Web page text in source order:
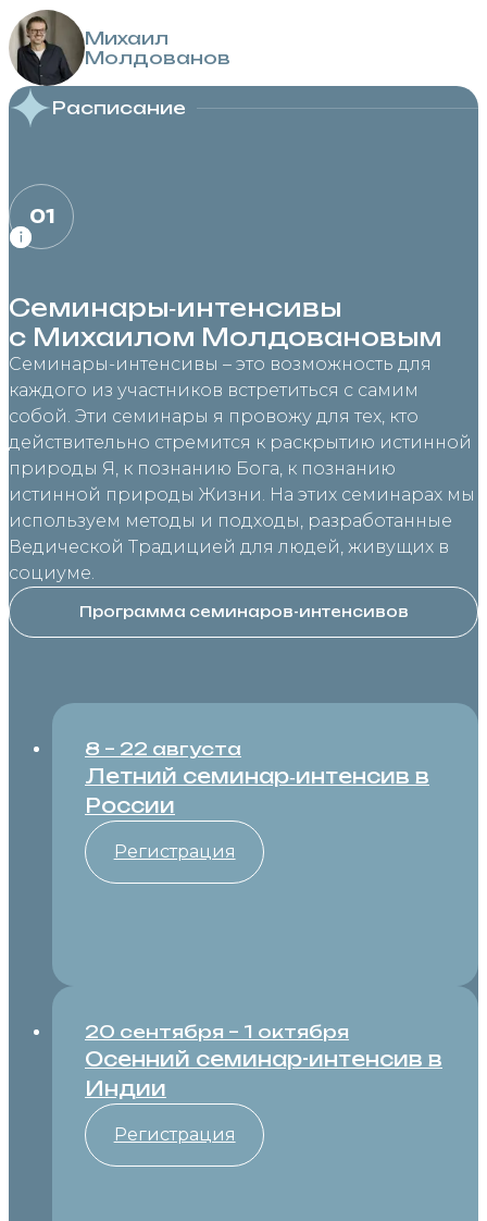
Михаил
Молдованов
Расписание
Семинары‑интенсивы
с Михаилом Молдовановым
Семинары-интенсивы – это возможность для
каждого из участников встретиться с самим
собой. Эти семинары я провожу для тех, кто
действительно стремится к раскрытию истинной
природы Я, к познанию Бога, к познанию
истинной природы Жизни. На этих семинарах мы
используем методы и подходы, разработанные
Ведической Традицией для людей, живущих в
социуме.
Программа семинаров-интенсивов
8 – 22 августа
Летний семинар‑интенсив в
России
Регистрация
20 сентября – 1 октября
Осенний семинар-интенсив в
Индии
Регистрация
01